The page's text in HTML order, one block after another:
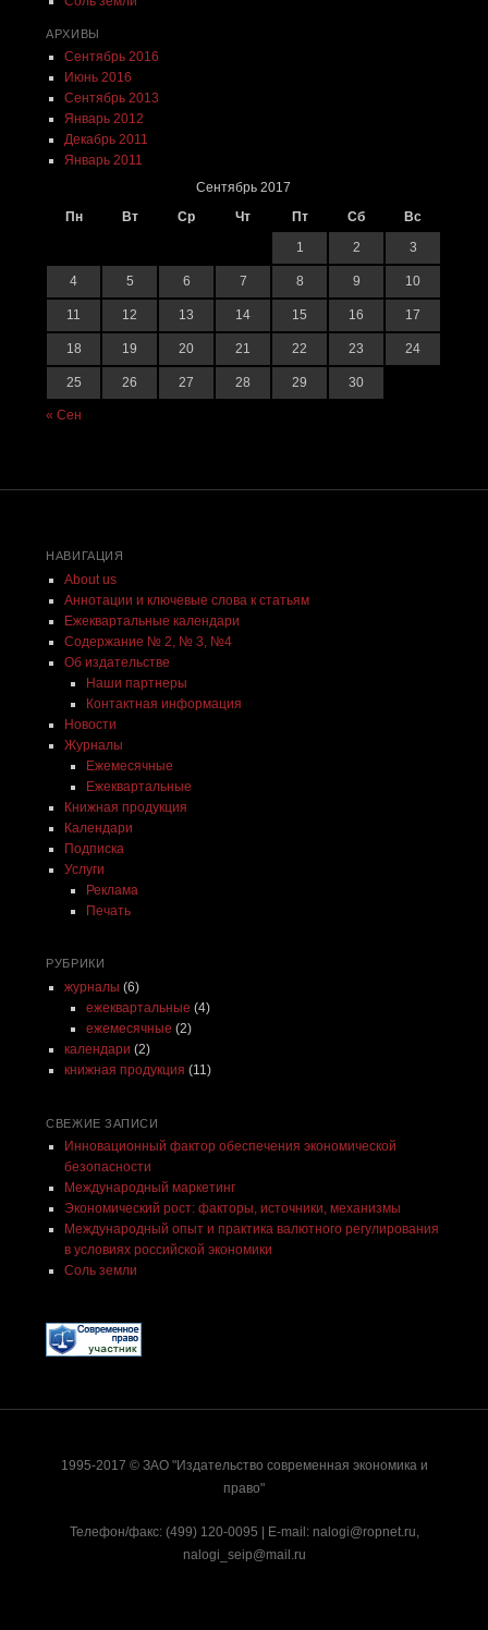
АРХИВЫ
Сентябрь 2016
Июнь 2016
Сентябрь 2013
Январь 2012
Декабрь 2011
Январь 2011
Сентябрь 2017
Пн
Вт Ср Чт Пт Сб Вс
« Сен
1 2 3
4 5 6 7 8 9 10
11 12 13 14 15 16 17
18 19 20 21 22 23 24
25 26 27 28 29 30
НАВИГАЦИЯ
About us
Аннотации и ключевые слова к статьям
Ежеквартальные календари
Содержание № 2, № 3, №4
Об издательстве
Наши партнеры
Контактная информация
Новости
Журналы
Ежемесячные
Ежеквартальные
Книжная продукция
Календари
Подписка
Услуги
Реклама
Печать
РУБРИКИ
журналы (6)
ежеквартальные (4)
ежемесячные (2)
календари (2)
книжная продукция (11)
СВЕЖИЕ ЗАПИСИ
Инновационный фактор обеспечения экономической
безопасности
Международный маркетинг
Экономический рост: факторы, источники, механизмы
Международный опыт и практика валютного регулирования
в условиях российской экономики
Соль земли
1995-2017 © ЗАО "Издательство современная экономика и
право"
Телефон/факс: (499) 120-0095 | E-mail: nalogi@ropnet.ru,
nalogi_seip@mail.ru